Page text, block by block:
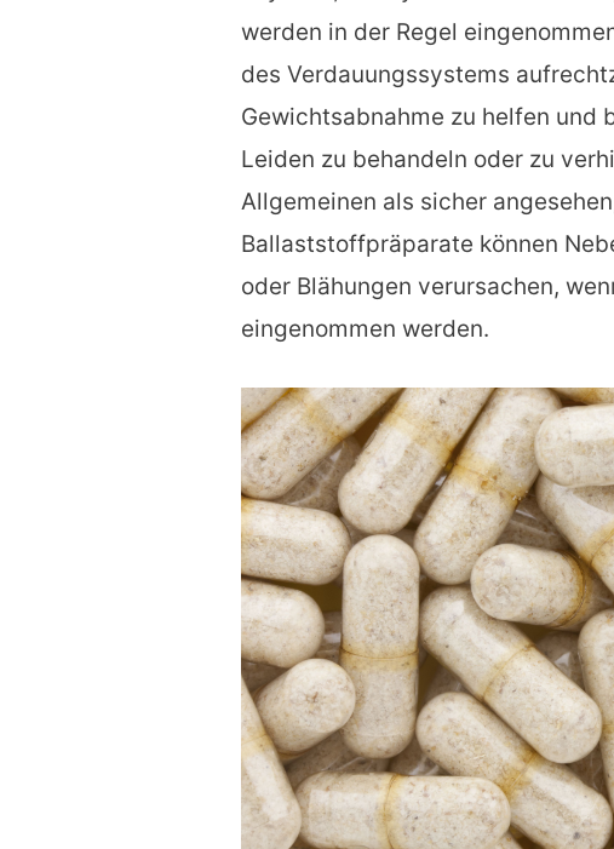
werden in der Regel
des Verdauungssystems
Gewichtsabnahme zu helfen und
Leiden zu behandeln oder zu
Allgemeinen als sicher
Ballaststoffpräparate können
oder Blähungen verursachen,
eingenommen werden.